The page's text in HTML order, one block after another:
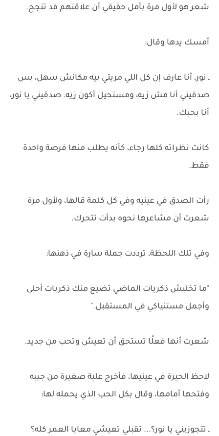
شعر هو لأول مرة بأمل حقيقي أن علاقتهم قد تنجح.
أمسك يدها وقال:
ـ نور، أنا عارف إن كل اللي مريتي بيه مكانش سهل، بس
صدقيني أنا مش زيه، ومستحيل أكون زيه. صدقيني يا نور،
أنا بحبك.
كانت نظراته كلها رجاء، كأنه يطلب منها فرصة واحدة
فقط.
رأت الصدق في عينيه وفي كل كلمة قالها، ولأول مرة
شعرت أن مشاعرها نحوه بدأت تتحرك.
وفي تلك اللحظة، ترددت جملة سارة في ذهنها:
"ما تخليش ذكريات الماضي تضيع منك ذكريات أحلى
وأجمل مستنياكي في المستقبل."
شعرت أنها فعلًا تستحق أن تعيش وتحب من جديد.
لاحظ الحيرة في عينيها، فأخرج علبة صغيرة من جيبه
وفتحها أمامها، وقال بكل الحب الذي يحمله لها:
ـ تتجوزيني يا نور؟... تقبلي تعيشي معايا العمر كله؟